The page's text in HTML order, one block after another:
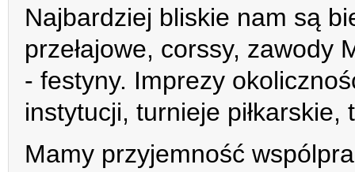
Najbardziej bliskie nam są
przełajowe, corssy, zawody
- festyny. Imprezy
instytucji, turnieje
Mamy przyjemność